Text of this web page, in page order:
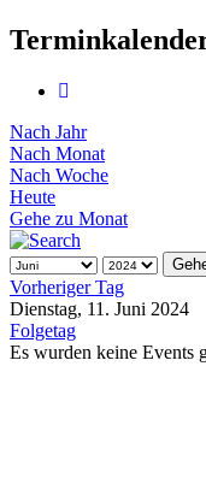
Nach Jahr
Nach Monat
Nach Woche
Heute
Gehe zu Monat
Vorheriger Tag
Dienstag, 11. Juni 2024
Folgetag
Es wurden keine Events